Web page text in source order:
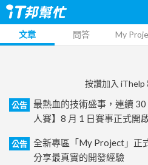
文章 問答 My
按讚加入 iThelp
公告
最熱血的技術盛事，連續
人賽】8 月 1 日賽事正式開
公告
全新專區「My Project」正
分享最真實的開發經驗